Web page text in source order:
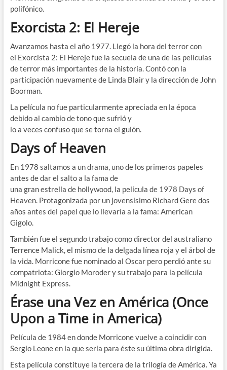
polifónico.
Exorcista 2: El Hereje
Avanzamos hasta el año 1977. Llegó la hora del terror con
el Exorcista 2: El Hereje fue la secuela de una de las películas
de terror más importantes de la historia. Contó con la
participación nuevamente de Linda Blair y la dirección de John
Boorman.
La película no fue particularmente apreciada en la época
debido al cambio de tono que sufrió y
lo a veces confuso que se torna el guión.
Days of Heaven
En 1978 saltamos a un drama, uno de los primeros papeles
antes de dar el salto a la fama de
una gran estrella de hollywood, la película de 1978 Days of
Heaven. Protagonizada por un jovensísimo Richard Gere dos
años antes del papel que lo llevaría a la fama: American
Gigolo.
También fue el segundo trabajo como director del australiano
Terrence Malick, el mismo de la delgada línea roja y el árbol de
la vida. Morricone fue nominado al Oscar pero perdió ante su
compatriota: Giorgio Moroder y su trabajo para la película
Midnight Express.
Érase una Vez en América (Once
Upon a Time in America)
Película de 1984 en donde Morricone vuelve a coincidir con
Sergio Leone en la que sería para éste su última obra dirigida.
Esta película constituye la tercera de la trilogía de América. Ya